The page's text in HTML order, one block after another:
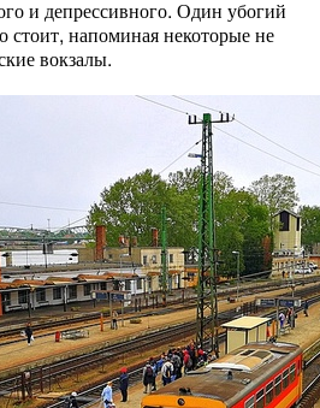
и депрессивного. Один убогий
стоит, напоминая некоторые не
вокзалы.